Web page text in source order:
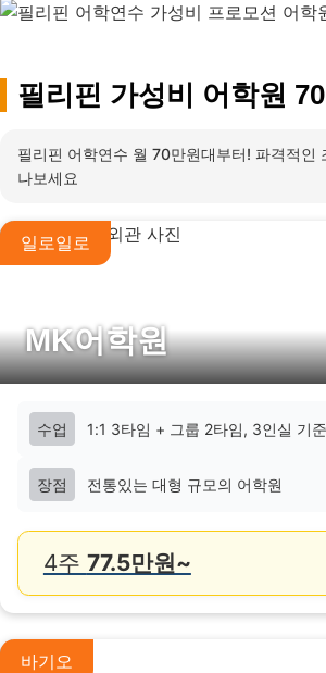
필리핀 가성비 어학원
필리핀 어학연수 월 70만원대부터! 파격적인
나보세요
일로일로
MK어학원
수업 1:1 3타임 + 그룹 2타임, 3인실 기준
장점 전통있는 대형 규모의 어학원
4주 77.5만원~
바기오